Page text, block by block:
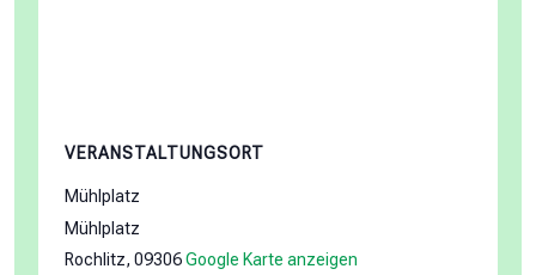
VERANSTALTUNGSORT
Mühlplatz
Mühlplatz
Rochlitz, 09306Google Karte anzeigen